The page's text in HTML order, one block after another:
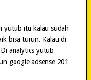
yutub itu kalau sudah
bisa turun. Kalau di
google adsense 201